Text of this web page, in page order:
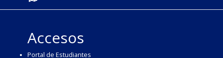
Accesos
Portal de Estudiantes